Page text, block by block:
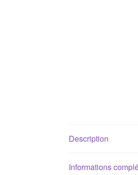
Description
Informations